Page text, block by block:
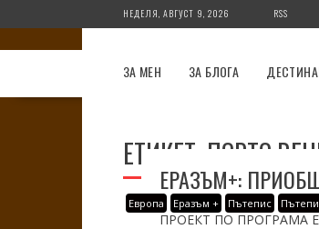
to
content
НЕДЕЛЯ, АВГУСТ 9, 2026 RSS
ЗА МЕН ЗА БЛОГА
ЕТИКЕТ: ПОРТО
Европа Еразъм + Пътепис
ЕРАЗЪМ+:
ПРОЕКТ ПО ПРОГРАМА